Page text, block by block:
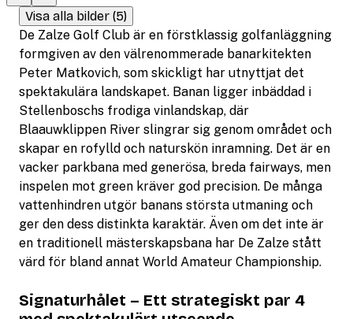
Visa alla bilder (5)
De Zalze Golf Club är en förstklassig golfanläggning
formgiven av den välrenommerade banarkitekten
Peter Matkovich, som skickligt har utnyttjat det
spektakulära landskapet. Banan ligger inbäddad i
Stellenboschs frodiga vinlandskap, där
Blaauwklippen River slingrar sig genom området och
skapar en rofylld och naturskön inramning. Det är en
vacker parkbana med generösa, breda fairways, men
inspelen mot green kräver god precision. De många
vattenhindren utgör banans största utmaning och
ger den dess distinkta karaktär. Även om det inte är
en traditionell mästerskapsbana har De Zalze stått
värd för bland annat World Amateur Championship.
Signaturhålet – Ett strategiskt par 4